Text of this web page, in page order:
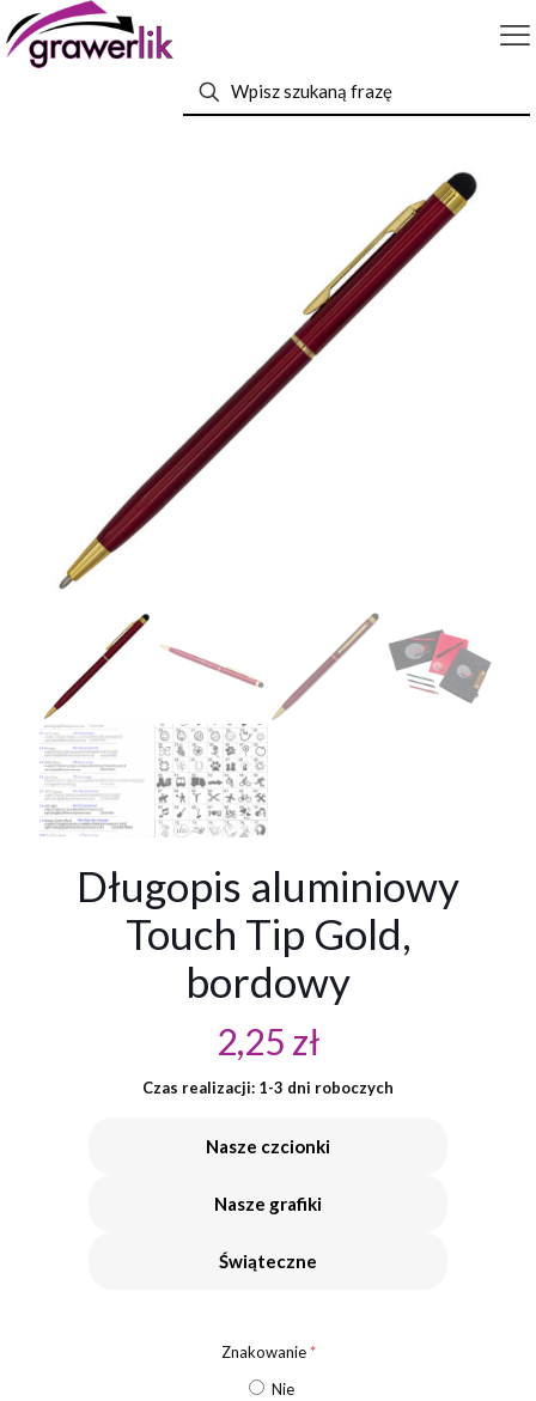
Długopis aluminiowy
Touch Tip Gold,
bordowy
2,25 zł
Czas realizacji: 1-3 dni roboczych
Nasze czcionki
Nasze grafiki
Świąteczne
Znakowanie*
Nie